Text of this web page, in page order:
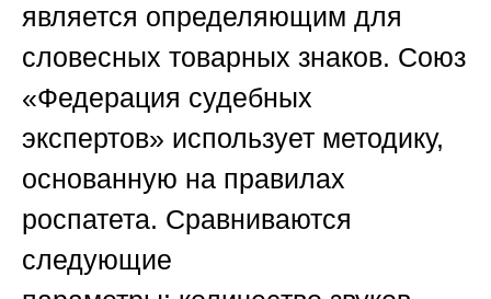
является определяющим для
словесных товарных знаков. Союз
«Федерация судебных
экспертов» использует методику,
основанную на правилах
роспатета. Сравниваются
следующие